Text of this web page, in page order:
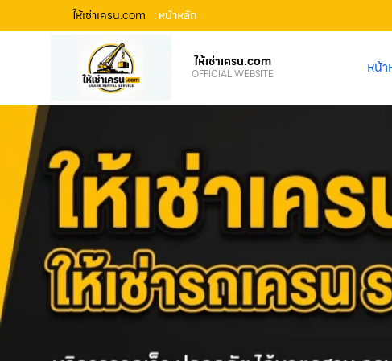
ให้เช่าเครน.com : หน้าหลัก
ให้เช่าเครน.com
OFFICIAL WEBSITE หน้